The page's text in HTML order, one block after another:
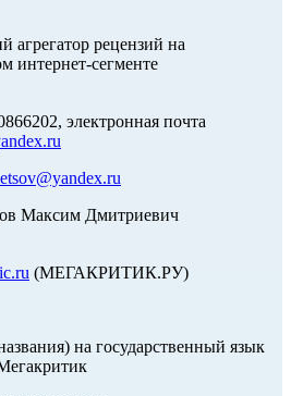
агрегатор рецензий на
интернет-сегменте
электронная почта
Максим Дмитриевич
(МЕГАКРИТИК.РУ)
на государственный язык